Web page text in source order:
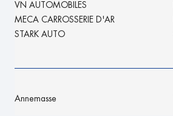
VN AUTOMOBILES
MECA CARROSSERIE D'AR
STARK AUTO
Annemasse